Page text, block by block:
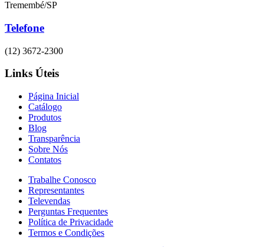
Tremembé/SP
Telefone
(12) 3672-2300
Links Úteis
Página Inicial
Catálogo
Produtos
Blog
Transparência
Sobre Nós
Contatos
Trabalhe Conosco
Representantes
Televendas
Perguntas Frequentes
Política de Privacidade
Termos e Condições